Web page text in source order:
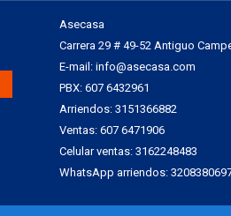
Asecasa
Carrera 29 # 49-52 Antiguo
E-mail: info@asecasa.com
PBX: 607 6432961
Arriendos: 3151366882
Ventas: 607 6471906
Celular ventas: 3162248483
WhatsApp arriendos: